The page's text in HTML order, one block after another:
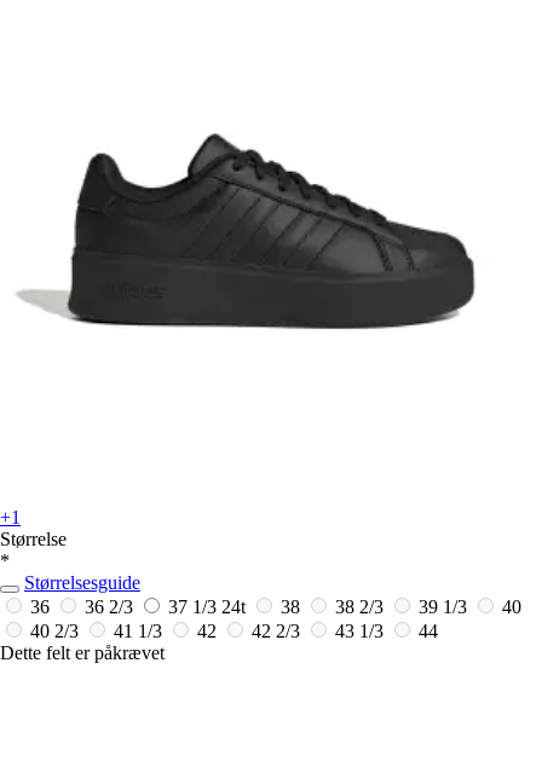
+1
Størrelse
*
Størrelsesguide
36
36 2/3 37 1/3 24t 38 38 2/3 39 1/3
40
40 2/3
41 1/3 42 42 2/3 43 1/3
44
Dette felt er påkrævet